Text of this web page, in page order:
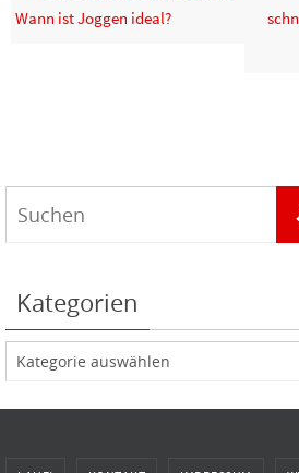
Wann ist Joggen ideal?
Kategorien
Kategorien